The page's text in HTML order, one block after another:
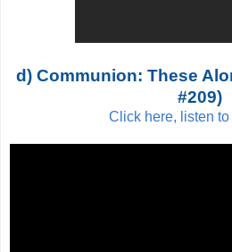
d) Communion: These
#209)
Click here, listen